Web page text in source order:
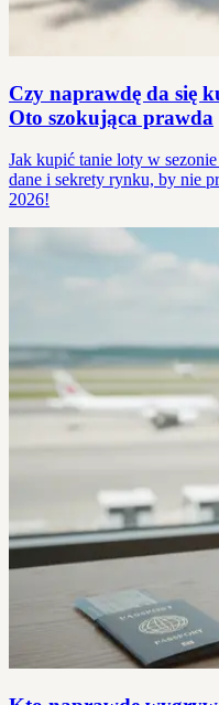
Czy naprawdę da się
Oto szokująca prawda
Jak kupić tanie loty w
dane i sekrety rynku, by nie
2026!